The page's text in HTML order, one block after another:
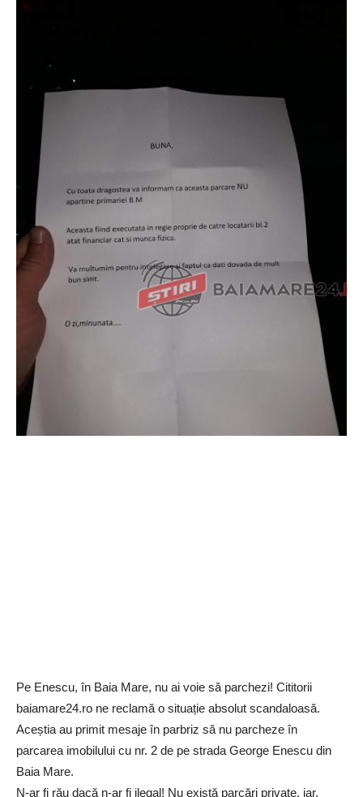
Pe Enescu, în Baia Mare, nu ai voie să parchezi! Cititorii
baiamare24.ro ne reclamă o situație absolut scandaloasă.
Aceștia au primit mesaje în parbriz să nu parcheze în
parcarea imobilului cu nr. 2 de pe strada George Enescu din
Baia Mare.
N-ar fi rău dacă n-ar fi ilegal! Nu există parcări private, iar,